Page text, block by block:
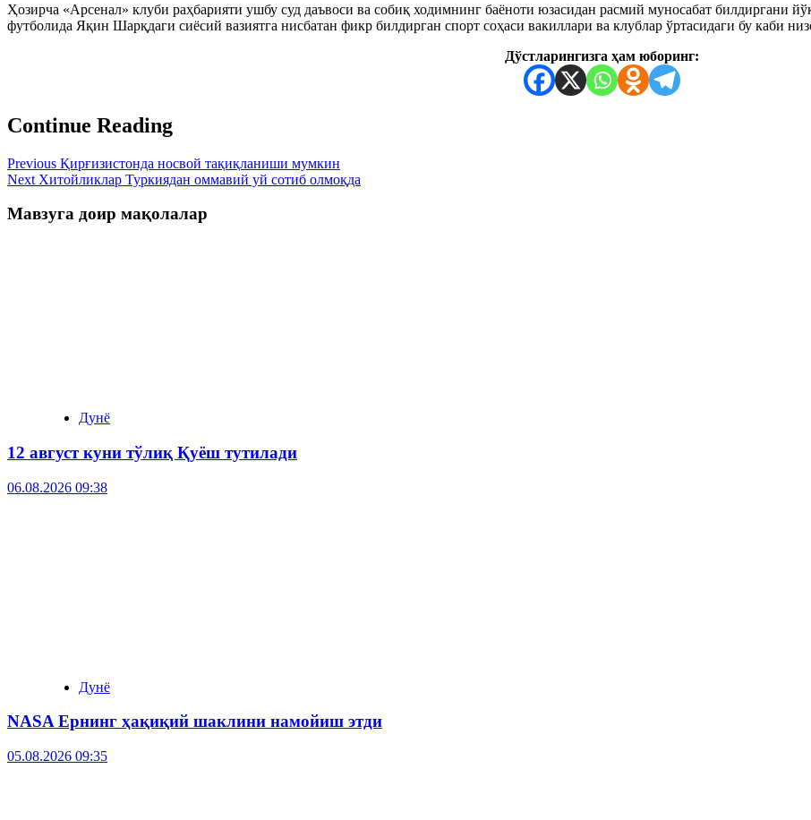
Ҳозирча «Арсенал» клуби раҳбарияти ушбу суд даъвоси ва собиқ ходимнинг баёноти юзасидан расмий муносабат билдиргани
футболида Яқин Шарқдаги сиёсий вазиятга нисбатан фикр билдирган спорт соҳаси вакиллари ва клублар ўртасидаги бу каби
Дўстларингизга ҳам юборинг:
Continue Reading
Previous Қирғизистонда носвой тақиқланиши мумкин
Next Хитойликлар Туркиядан оммавий уй сотиб олмоқда
Мавзуга доир мақолалар
Дунё
12 август куни тўлиқ Қуёш тутилади
06.08.2026 09:38
Дунё
NASA Ернинг ҳақиқий шаклини намойиш этди
05.08.2026 09:35